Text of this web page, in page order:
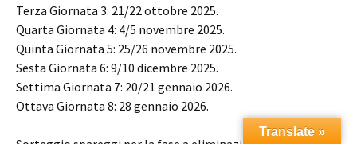
Terza Giornata 3: 21/22 ottobre 2025.
Quarta Giornata 4: 4/5 novembre 2025.
Quinta Giornata 5: 25/26 novembre 2025.
Sesta Giornata 6: 9/10 dicembre 2025.
Settima Giornata 7: 20/21 gennaio 2026.
Ottava Giornata 8: 28 gennaio 2026.
Translate »